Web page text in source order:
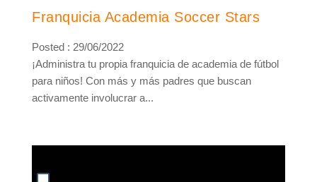
Franquicia Academia Soccer Stars
Posted : 29/06/2022
¡Administra tu propia franquicia de academia de fútbol
para niños! Con más y más padres que buscan
activamente involucrar a...